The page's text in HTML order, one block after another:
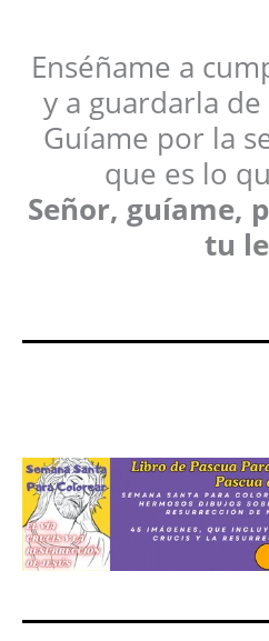
Enséñame a
y a guardarla
Guíame por la
que es lo
Señor, guíame,
tu